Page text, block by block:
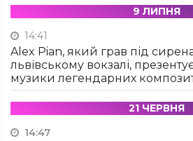
9 ЛИПНЯ
14:41
Alex Pian, який грав під
львівському вокзалі,
музики легендарних
21 ЧЕРВНЯ
14:47